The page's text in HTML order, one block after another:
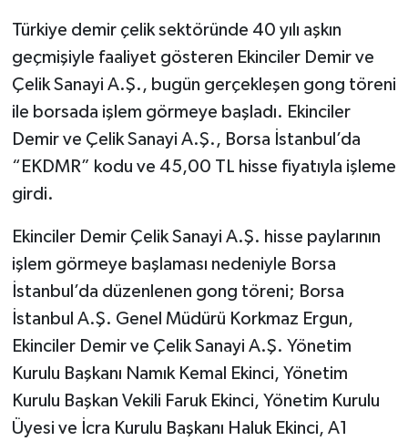
Türkiye demir çelik sektöründe 40 yılı aşkın
geçmişiyle faaliyet gösteren Ekinciler Demir ve
Çelik Sanayi A.Ş., bugün gerçekleşen gong töreni
ile borsada işlem görmeye başladı. Ekinciler
Demir ve Çelik Sanayi A.Ş., Borsa İstanbul’da
“EKDMR” kodu ve 45,00 TL hisse fiyatıyla işleme
girdi.
Ekinciler Demir Çelik Sanayi A.Ş. hisse paylarının
işlem görmeye başlaması nedeniyle Borsa
İstanbul’da düzenlenen gong töreni; Borsa
İstanbul A.Ş. Genel Müdürü Korkmaz Ergun,
Ekinciler Demir ve Çelik Sanayi A.Ş. Yönetim
Kurulu Başkanı Namık Kemal Ekinci, Yönetim
Kurulu Başkan Vekili Faruk Ekinci, Yönetim Kurulu
Üyesi ve İcra Kurulu Başkanı Haluk Ekinci, A1